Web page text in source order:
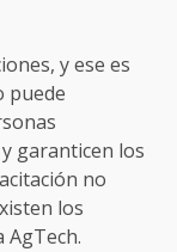
y ese es
puede
garanticen los
no
los
AgTech.